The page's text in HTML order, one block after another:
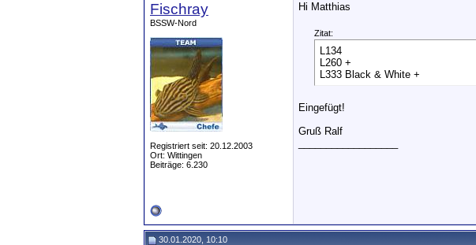
Fischray
BSSW-Nord
Registriert seit: 20.12.2003
Ort: Wittingen
Beiträge: 6.230
Hi Matthias
Zitat:
L134
L260 +
L333 Black & White +
Eingefügt!
Gruß Ralf
30.01.2020, 10:10